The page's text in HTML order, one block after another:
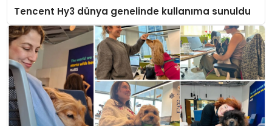
Tencent Hy3 dünya genelinde kullanıma sunuldu